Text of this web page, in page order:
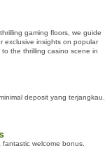
gaming floors, we guide
exclusive insights on popular
the thrilling casino scene in
deposit yang terjangkau.
welcome bonus.